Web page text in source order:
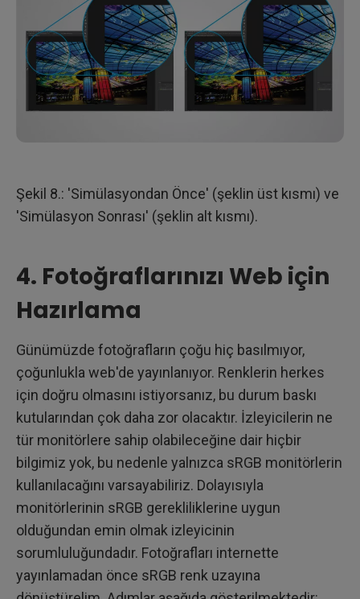
Şekil 8.: 'Simülasyondan Önce' (şeklin üst kısmı) ve
'Simülasyon Sonrası' (şeklin alt kısmı).
4. Fotoğraflarınızı Web için
Hazırlama
Günümüzde fotoğrafların çoğu hiç basılmıyor,
çoğunlukla web'de yayınlanıyor. Renklerin herkes
için doğru olmasını istiyorsanız, bu durum baskı
kutularından çok daha zor olacaktır. İzleyicilerin ne
tür monitörlere sahip olabileceğine dair hiçbir
bilgimiz yok, bu nedenle yalnızca sRGB monitörlerin
kullanılacağını varsayabiliriz. Dolayısıyla
monitörlerinin sRGB gerekliliklerine uygun
olduğundan emin olmak izleyicinin
sorumluluğundadır. Fotoğrafları internette
yayınlamadan önce sRGB renk uzayına